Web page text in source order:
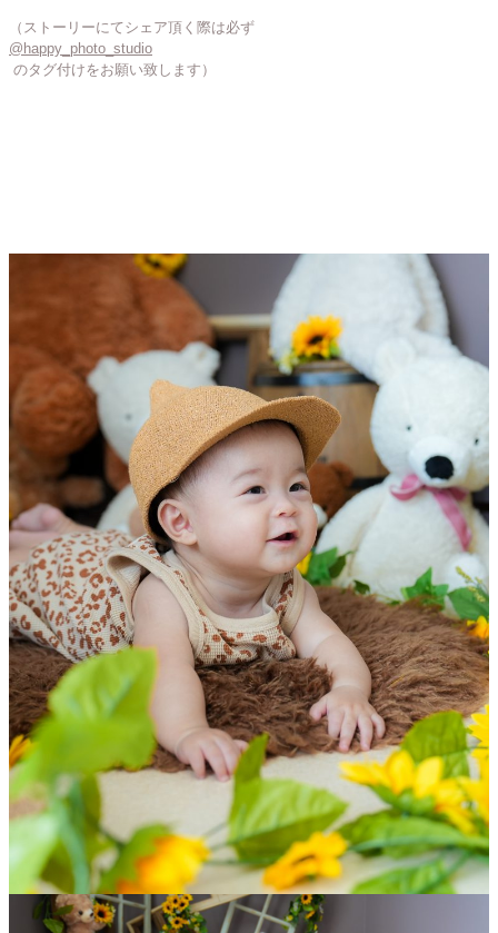
（ストーリーにてシェア頂く際は必ず
@happy_photo_studio
のタグ付けをお願い致します）